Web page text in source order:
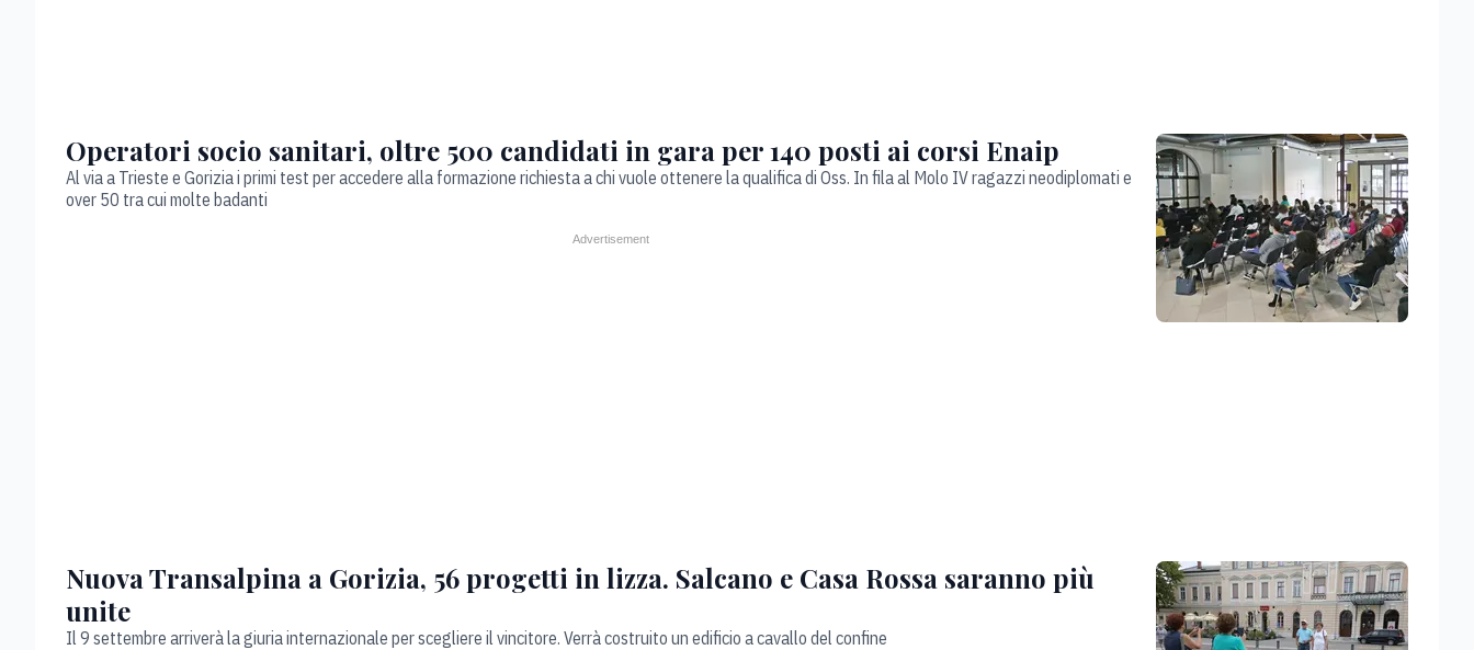
Operatori socio sanitari, oltre 500 candidati in gara per 140 posti ai corsi Enaip
Al via a Trieste e Gorizia i primi test per accedere alla formazione richiesta a chi vuole ottenere la qualifica di Oss. In fila al Molo IV ragazzi neodiplomati e
over 50 tra cui molte badanti
Nuova Transalpina a Gorizia, 56 progetti in lizza. Salcano e Casa Rossa saranno più
unite
Il 9 settembre arriverà la giuria internazionale per scegliere il vincitore. Verrà costruito un edificio a cavallo del confine